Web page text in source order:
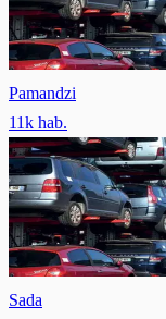
Pamandzi
11k hab.
Sada